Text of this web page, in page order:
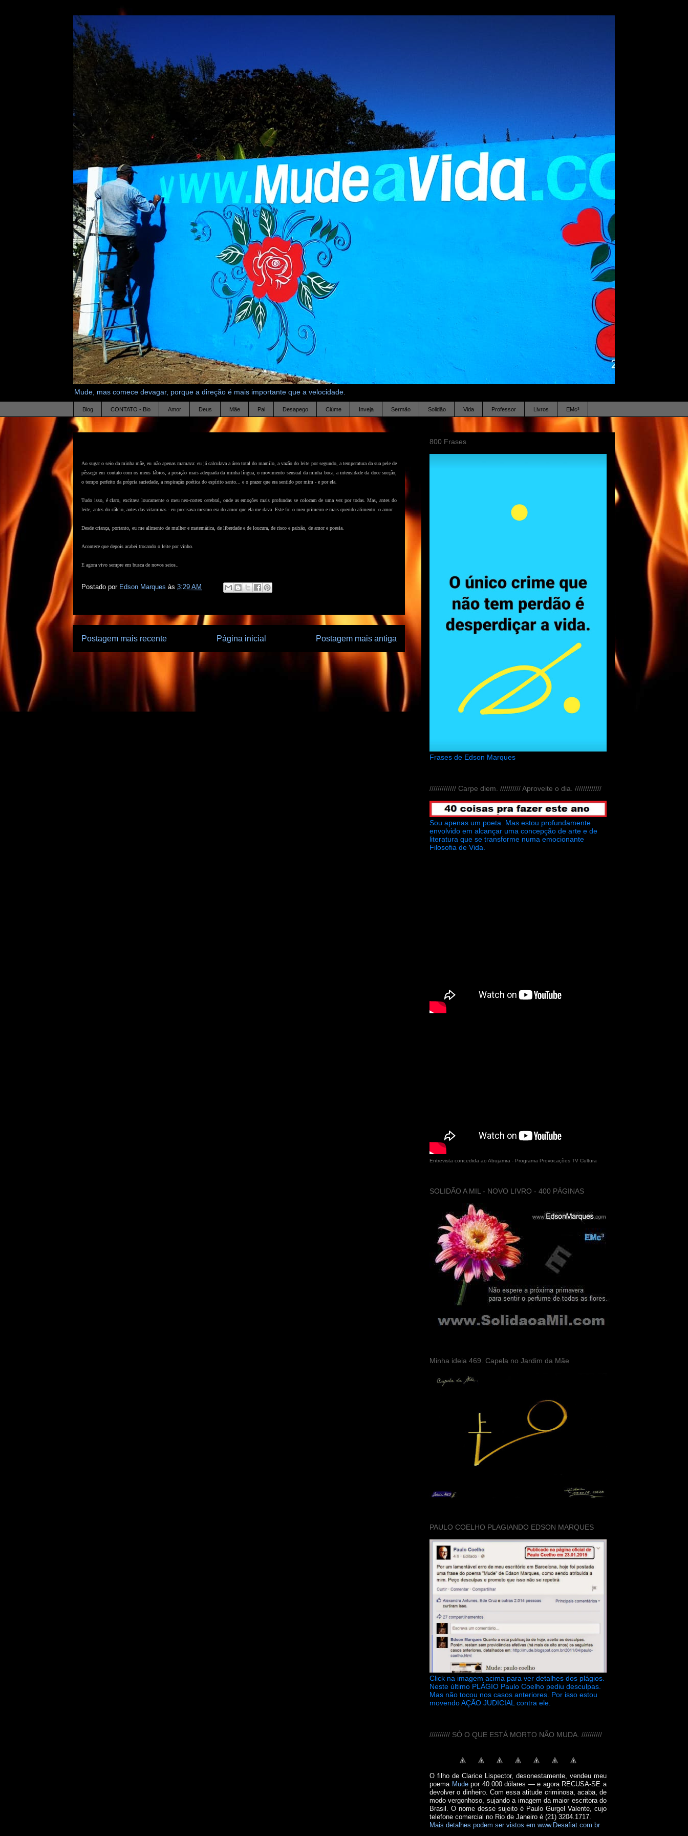
Mude, mas comece devagar, porque a direção é mais importante que a velocidade.
Blog CONTATO - Bio Amor Deus Mãe Pai Desapego Ciúme Inveja Sermão Solidão Vida Professor Livros EMc³
Ao sugar o seio da minha mãe, eu não apenas mamava: eu já calculava a área total do mamilo, a vazão do leite por segundo, a temperatura da sua pele de
pêssego em contato com os meus lábios, a posição mais adequada da minha língua, o movimento sensual da minha boca, a intensidade da doce sucção,
o tempo perfeito da própria saciedade, a respiração poética do espírito santo... e o prazer que era sentido por mim - e por ela.
Tudo isso, é claro, excitava loucamente o meu neo-cortex cerebral, onde as emoções mais profundas se colocam de uma vez por todas. Mas, antes do
leite, antes do cálcio, antes das vitaminas - eu precisava mesmo era do amor que ela me dava. Este foi o meu primeiro e mais querido alimento: o amor.
Desde criança, portanto, eu me alimento de mulher e matemática, de liberdade e de loucura, de risco e paixão, de amor e poesia.
Acontece que depois acabei trocando o leite por vinho.
E agora vivo sempre em busca de novos seios..
Postado por Edson Marques às 3:29 AM
Postagem mais recente Postagem mais antiga
Página inicial
800 Frases
Frases de Edson Marques
///////////// Carpe diem. ////////// Aproveite o dia. /////////////
Sou apenas um poeta. Mas estou profundamente
envolvido em alcançar uma concepção de arte e de
literatura que se transforme numa emocionante
Filosofia de Vida.
Entrevista concedida ao Abujamra - Programa Provocações TV Cultura
SOLIDÃO A MIL - NOVO LIVRO - 400 PÁGINAS
Minha ideia 469. Capela no Jardim da Mãe
PAULO COELHO PLAGIANDO EDSON MARQUES
Click na imagem acima para ver detalhes dos plágios.
Neste último PLÁGIO Paulo Coelho pediu desculpas.
Mas não tocou nos casos anteriores. Por isso estou
movendo AÇÃO JUDICIAL contra ele.
////////// SÓ O QUE ESTÁ MORTO NÃO MUDA. //////////
O filho de Clarice Lispector, desonestamente, vendeu meu
poema Mudepor 40.000 dólares — e agora RECUSA-SE a
devolver o dinheiro. Com essa atitude criminosa, acaba, de
modo vergonhoso, sujando a imagem da maior escritora do
Brasil. O nome desse sujeito é Paulo Gurgel Valente, cujo
telefone comercial no Rio de Janeiro é (21) 3204.1717.
Mais detalhes podem ser vistos em www.Desafiat.com.br